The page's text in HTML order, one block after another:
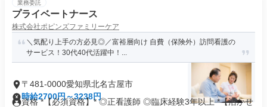
業務委託
プライベートナース
株式会社ポピンズファミリーケア
＼気配り上手の方必見◎／富裕層向け 自費（保険外）訪問看護の
サービス！30代40代活躍中！...
〒481-0000愛知県北名古屋市
時給2700円～3238円
資格 *【必須資格】* ◎正看護師 ◎臨床経験3年以上 *【活かせ